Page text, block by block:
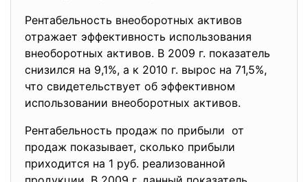
Рентабельность внеоборотных активов
отражает эффективность использования
внеоборотных активов. В 2009 г. показатель
снизился на 9,1%, а к 2010 г. вырос на 71,5%,
что свидетельствует об эффективном
использовании внеоборотных активов.
Рентабельность продаж по прибыли от
продаж показывает, сколько прибыли
приходится на 1 руб. реализованной